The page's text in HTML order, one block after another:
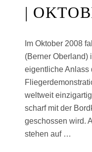
|
Im Oktober 2008
(Berner Oberland)
eigentliche Anlass
weltweit
scharf mit der
geschossen wird.
stehen auf …